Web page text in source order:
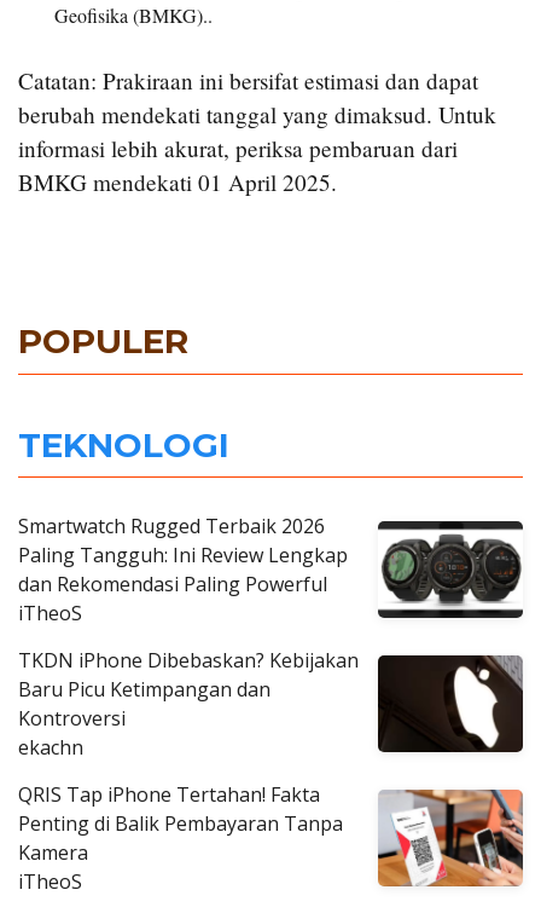
Geofisika (BMKG)..
Catatan: Prakiraan ini bersifat estimasi dan dapat
berubah mendekati tanggal yang dimaksud. Untuk
informasi lebih akurat, periksa pembaruan dari
BMKG mendekati 01 April 2025.
POPULER
TEKNOLOGI
Smartwatch Rugged Terbaik 2026
Paling Tangguh: Ini Review Lengkap
dan Rekomendasi Paling Powerful
iTheoS
TKDN iPhone Dibebaskan? Kebijakan
Baru Picu Ketimpangan dan
Kontroversi
ekachn
QRIS Tap iPhone Tertahan! Fakta
Penting di Balik Pembayaran Tanpa
Kamera
iTheoS